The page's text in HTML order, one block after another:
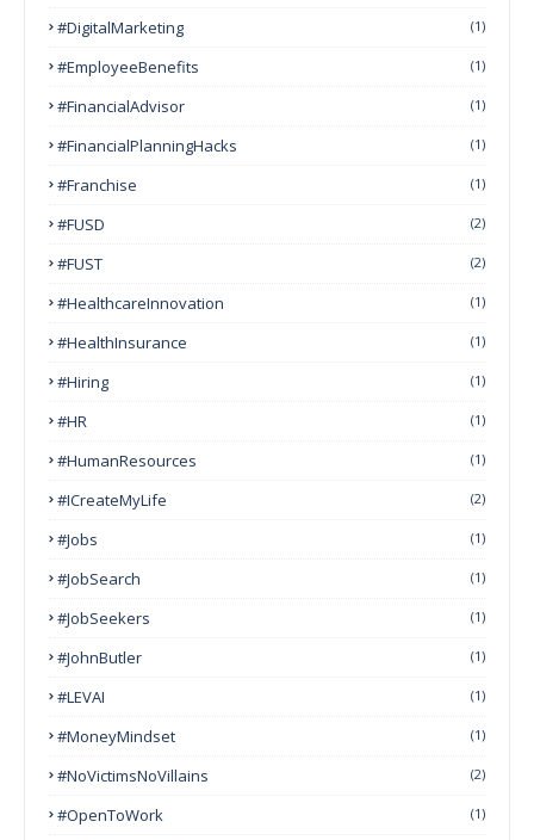
#DigitalMarketing (1)
#EmployeeBenefits (1)
#FinancialAdvisor (1)
#FinancialPlanningHacks (1)
#franchise (1)
#FUSD (2)
#FUST (2)
#HealthcareInnovation (1)
#HealthInsurance (1)
#Hiring (1)
#HR (1)
#HumanResources (1)
#ICreateMyLife (2)
#Jobs (1)
#JobSearch (1)
#JobSeekers (1)
#JohnButler (1)
#LEVAI (1)
#MoneyMindset (1)
#NoVictimsNoVillains (2)
#OpenToWork (1)